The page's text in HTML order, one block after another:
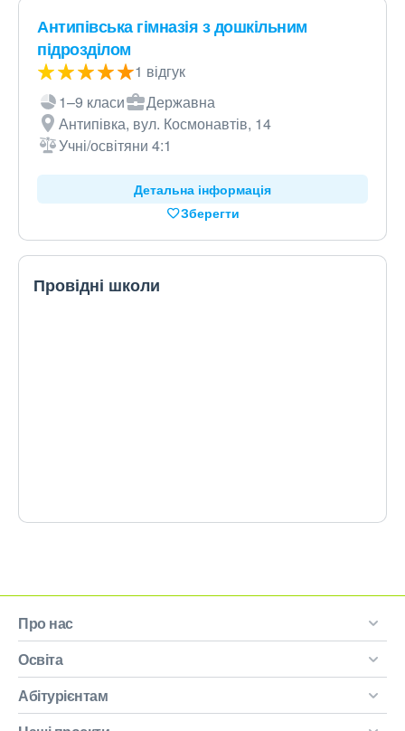
Антипівська гімназія з дошкільним
підрозділом
1 відгук
1–9 класи
Державна
Антипівка, вул. Космонавтів, 14
Учні/освітяни 4:1
Детальна інформація
Зберегти
Провідні школи
Про нас
Освіта
Абітурієнтам